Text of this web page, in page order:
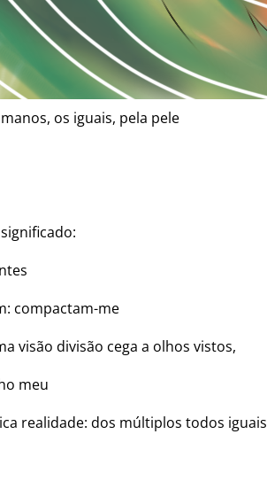
os iguais, pela pele
compactam-me
visão divisão cega a olhos vistos,
meu
realidade: dos múltiplos todos iguais